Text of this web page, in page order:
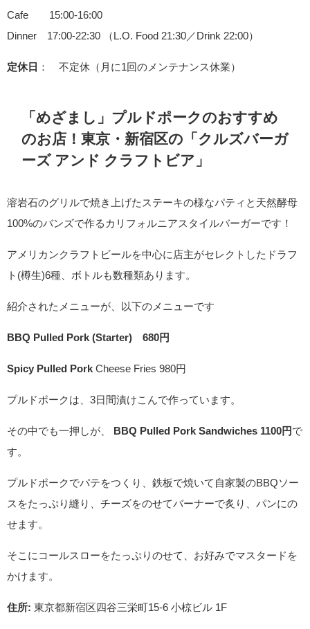
Cafe 15:00-16:00
Dinner 17:00-22:30 （L.O. Food 21:30／Drink 22:00）
定休日 ： 不定休（月に1回のメンテナンス休業）
「めざまし」プルドポークのおすすめ
のお店！東京・新宿区の「クルズバーガ
ーズ アンド クラフトビア」
溶岩石のグリルで焼き上げたステーキの様なパティと天然酵母
100%のバンズで作るカリフォルニアスタイルバーガーです！
アメリカンクラフトビールを中心に店主がセレクトしたドラフ
ト(樽生)6種、ボトルも数種類あります。
紹介されたメニューが、以下のメニューです
BBQ Pulled Pork (Starter) 680円
Spicy Pulled Pork Cheese Fries 980円
プルドポークは、3日間漬けこんで作っています。
その中でも一押しが、 BBQ Pulled Pork Sandwiches 1100円 で
す。
プルドポークでパテをつくり、鉄板で焼いて自家製のBBQソー
スをたっぷり縫り、チーズをのせてバーナーで炙り、パンにの
せます。
そこにコールスローをたっぷりのせて、お好みでマスタードを
かけます。
住所: 東京都新宿区四谷三栄町15-6 小椋ビル 1F